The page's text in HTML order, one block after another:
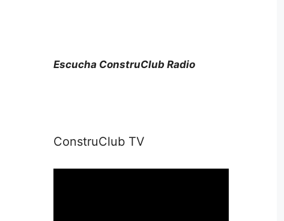
Escucha ConstruClub Radio
ConstruClub TV